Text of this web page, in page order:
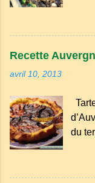
le
des
Recette
avril 10, 2013
du
la